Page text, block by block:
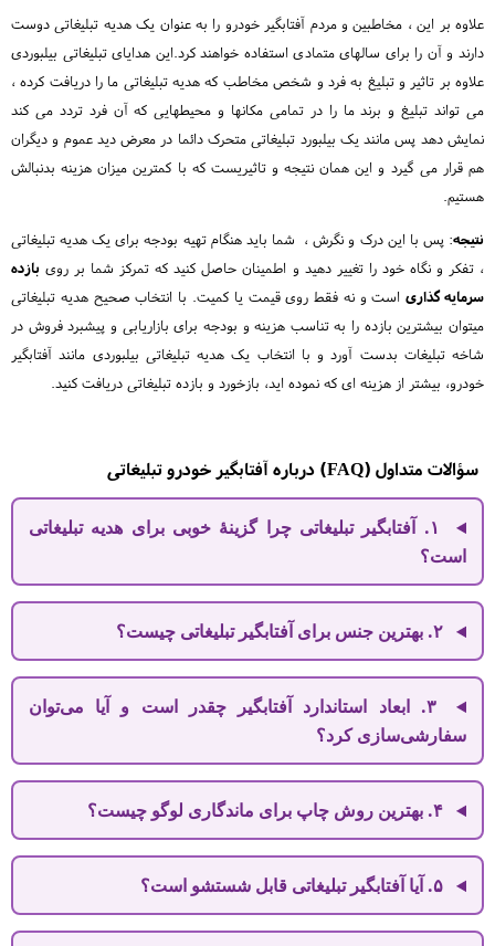
علاوه بر این ، مخاطبین و مردم آفتابگیر خودرو را به عنوان یک هدیه تبلیغاتی دوست
دارند و آن را برای سالهای متمادی استفاده خواهند کرد.این هدایای تبلیغاتی بیلبوردی
علاوه بر تاثیر و تبلیغ به فرد و شخص مخاطب که هدیه تبلیغاتی ما را دریافت کرده ،
می تواند تبلیغ و برند ما را در تمامی مکانها و محیطهایی که آن فرد تردد می کند
نمایش دهد پس مانند یک بیلبورد تبلیغاتی متحرک دائما در معرض دید عموم و دیگران
هم قرار می گیرد و این همان نتیجه و تاثیریست که با کمترین میزان هزینه بدنبالش
هستیم.
نتیجه: پس با این درک و نگرش ، شما باید هنگام تهیه بودجه برای یک هدیه تبلیغاتی
، تفکر و نگاه خود را تغییر دهید و اطمینان حاصل کنید که تمرکز شما بر روی بازده
سرمایه گذاریاست و نه فقط روی قیمت یا کمیت. با انتخاب صحیح هدیه تبلیغاتی
میتوان بیشترین بازده را به تناسب هزینه و بودجه برای بازاریابی و پیشبرد فروش در
شاخه تبلیغات بدست آورد و با انتخاب یک هدیه تبلیغاتی بیلبوردی مانند آفتابگیر
خودرو، بیشتر از هزینه ای که نموده اید، بازخورد و بازده تبلیغاتی دریافت کنید.
سؤالات متداول (FAQ) درباره آفتابگیر خودرو تبلیغاتی
۱. آفتابگیر تبلیغاتی چرا گزینه‌ٔ خوبی برای هدیه‌ تبلیغاتی
است؟
۳. ابعاد استاندارد آفتابگیر چقدر است و آیا می‌توان
سفارشی‌سازی کرد؟